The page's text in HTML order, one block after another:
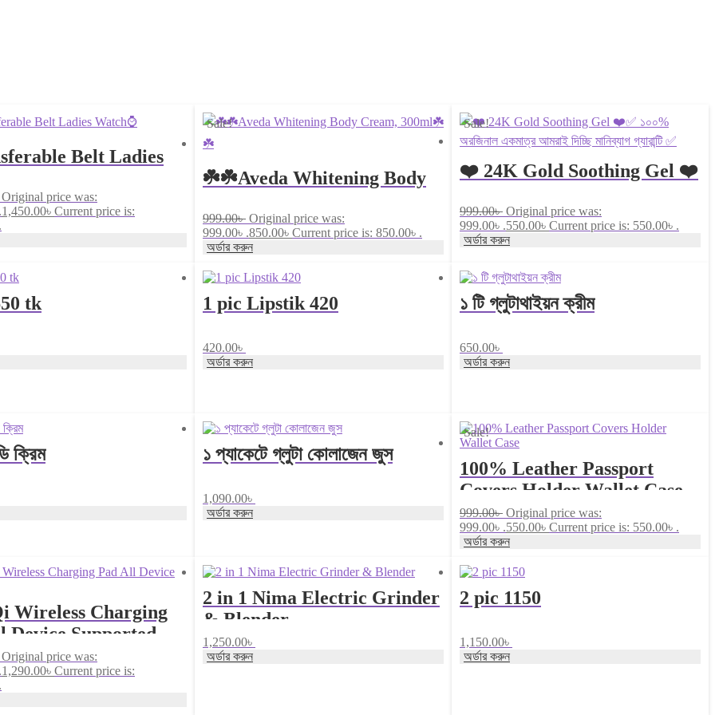
Belt Ladies
Original price was:
1,450.00৳ Current price is:
☘️☘️Aveda Whitening Body
Cream, 300ml☘️☘️
Sale!
999.00৳ Original price was:
999.00৳ .850.00৳ Current price is: 850.00৳ .
অর্ডার করুন
❤️ 24K Gold Soothing Gel ❤️
দিচ্ছি মানিব্যাগ গ্যারান্টি ✅
Sale!
999.00৳ Original price was:
999.00৳ .550.00৳ Current price is: 550.00৳ .
অর্ডার করুন
tk 1 pic Lipstik 420
420.00৳
অর্ডার করুন
১ টি গ্লুটাথাইয়ন ক্রীম
650.00৳
অর্ডার করুন
ক্রিম ১ প্যাকেটে গ্লুটা কোলাজেন জুস
1,090.00৳
অর্ডার করুন
100% Leather Passport
Covers Holder Wallet Case
Sale!
999.00৳ Original price was:
999.00৳ .550.00৳ Current price is: 550.00৳ .
অর্ডার করুন
Wireless Charging
Device Supported
Original price was:
1,290.00৳ Current price is:
2 in 1 Nima Electric Grinder
& Blender
1,250.00৳
অর্ডার করুন
2 pic 1150
1,150.00৳
অর্ডার করুন